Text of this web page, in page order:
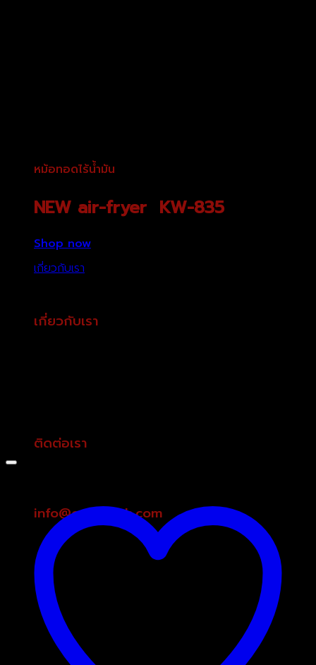
หม้อทอดไร้น้ำมัน
NEW air-fryer KW-835
Shop now
เกี่ยวกับเรา
เกี่ยวกับเรา
ติดต่อเรา
info@oxygenth.com